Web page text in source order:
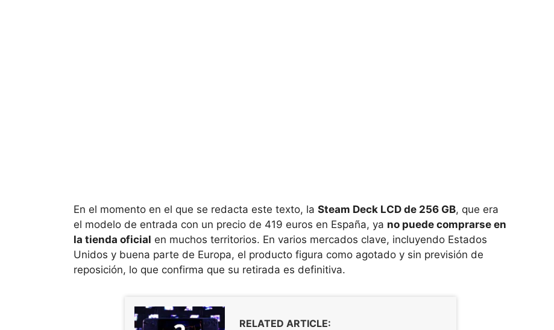
En el momento en el que se redacta este texto, la Steam Deck LCD de 256 GB, que era
el modelo de entrada con un precio de 419 euros en España, ya no puede comprarse en
la tienda oficial en muchos territorios. En varios mercados clave, incluyendo Estados
Unidos y buena parte de Europa, el producto figura como agotado y sin previsión de
reposición, lo que confirma que su retirada es definitiva.
RELATED ARTICLE: